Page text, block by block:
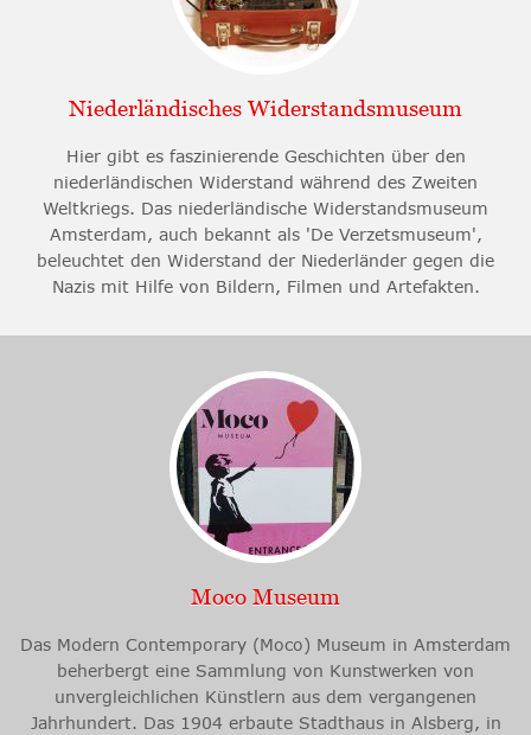
Niederländisches Widerstandsmuseum
Hier gibt es faszinierende Geschichten über den
niederländischen Widerstand während des Zweiten
Weltkriegs. Das niederländische Widerstandsmuseum
Amsterdam, auch bekannt als 'De Verzetsmuseum',
beleuchtet den Widerstand der Niederländer gegen die
Nazis mit Hilfe von Bildern, Filmen und Artefakten.
Moco Museum
Das Modern Contemporary (Moco) Museum in Amsterdam
beherbergt eine Sammlung von Kunstwerken von
unvergleichlichen Künstlern aus dem vergangenen
Jahrhundert. Das 1904 erbaute Stadthaus in Alsberg, in